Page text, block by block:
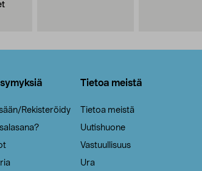
Rekisteröidy
Tietoa meistä
Tietoa meistä
Uutishuone
Vastuullisuus
Ura